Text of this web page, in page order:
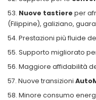
Nuove tastiere per
(Filippine), galiziano,
Prestazioni più fluide
Supporto migliorato
Maggiore affidabilità
Nuove transizioni
Minore consumo